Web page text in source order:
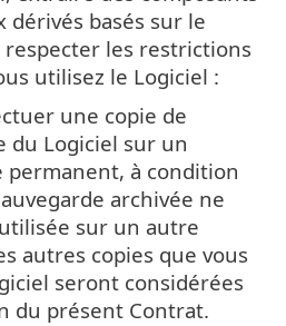
dérivés basés sur le
respecter les restrictions
utilisez le Logiciel :
une copie de
du Logiciel sur un
permanent, à condition
archivée ne
sur un autre
autres copies que vous
seront considérées
du présent Contrat.